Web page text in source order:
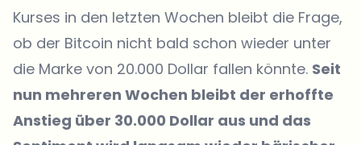
Kurses in den letzten Wochen bleibt die Frage,
ob der Bitcoin nicht bald schon wieder unter
die Marke von 20.000 Dollar fallen könnte. Seit
nun mehreren Wochen bleibt der erhoffte
Anstieg über 30.000 Dollar aus und das